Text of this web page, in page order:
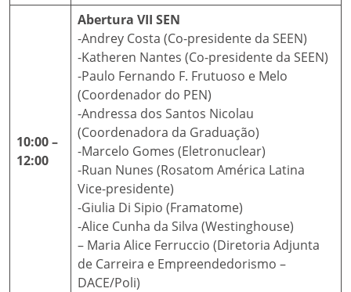
10:00 –
12:00
Abertura VII SEN
-Andrey Costa (Co-presidente da SEEN)
-Katheren Nantes (Co-presidente da SEEN)
-Paulo Fernando F. Frutuoso e Melo
(Coordenador do PEN)
-Andressa dos Santos Nicolau
(Coordenadora da Graduação)
-Marcelo Gomes (Eletronuclear)
-Ruan Nunes (Rosatom América Latina
Vice-presidente)
-Giulia Di Sipio (Framatome)
-Alice Cunha da Silva (Westinghouse)
– Maria Alice Ferruccio (Diretoria Adjunta
de Carreira e Empreendedorismo –
DACE/Poli)